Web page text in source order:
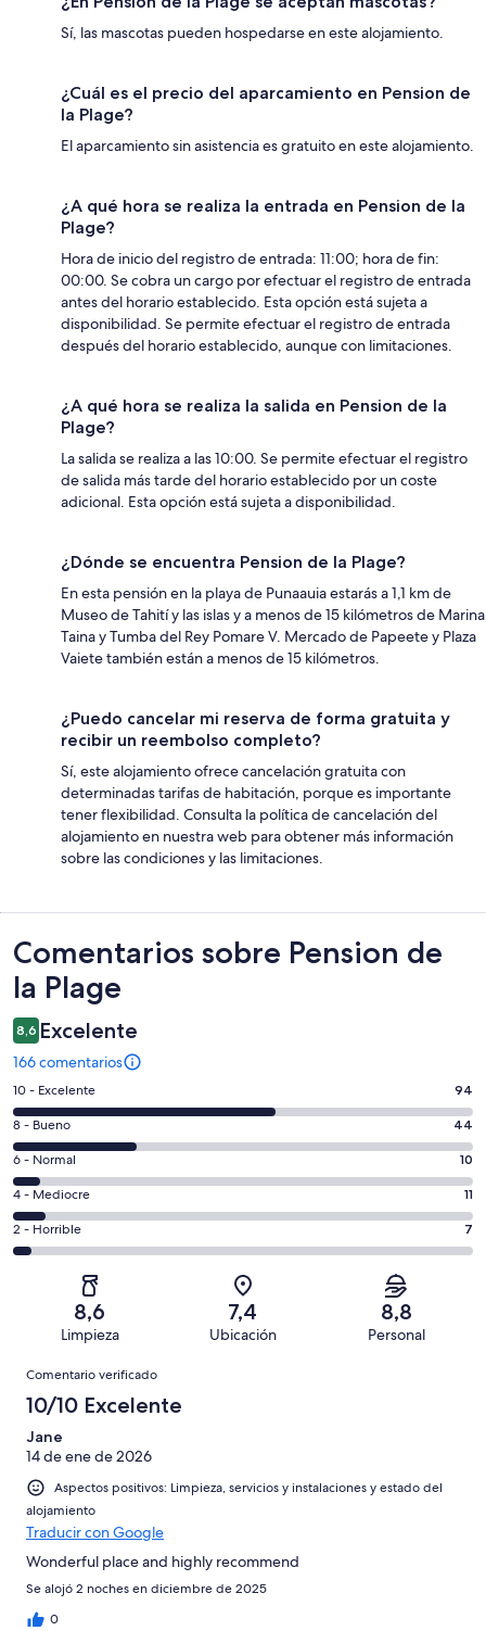
Sí, las mascotas pueden hospedarse en este alojamiento.
¿Cuál es el precio del aparcamiento en Pension de
la Plage?
El aparcamiento sin asistencia es gratuito en este alojamiento.
¿A qué hora se realiza la entrada en Pension de la
Plage?
Hora de inicio del registro de entrada: 11:00; hora de fin:
00:00. Se cobra un cargo por efectuar el registro de entrada
antes del horario establecido. Esta opción está sujeta a
disponibilidad. Se permite efectuar el registro de entrada
después del horario establecido, aunque con limitaciones.
¿A qué hora se realiza la salida en Pension de la
Plage?
La salida se realiza a las 10:00. Se permite efectuar el registro
de salida más tarde del horario establecido por un coste
adicional. Esta opción está sujeta a disponibilidad.
¿Dónde se encuentra Pension de la Plage?
En esta pensión en la playa de Punaauia estarás a 1,1 km de
Museo de Tahití y las islas y a menos de 15 kilómetros de Marina
Taina y Tumba del Rey Pomare V. Mercado de Papeete y Plaza
Vaiete también están a menos de 15 kilómetros.
¿Puedo cancelar mi reserva de forma gratuita y
recibir un reembolso completo?
Sí, este alojamiento ofrece cancelación gratuita con
determinadas tarifas de habitación, porque es importante
tener flexibilidad. Consulta la política de cancelación del
alojamiento en nuestra web para obtener más información
sobre las condiciones y las limitaciones.
Comentarios
Comentarios sobre Pension de
la Plage
8,6 Excelente
166 comentarios
94
comentarios
de
un
total
de
166
con
puntuación
10 - Excelente 94
44
comentarios
de
un
total
de
puntuación
8 - Bueno 44
10
comentarios
de
un
total
puntuación
Normal
6 - Normal 10
11
comentarios
de
una
puntuación
Mediocre
4 - Mediocre 11
7
comentarios
166
una
puntuación
de
Horrible
2 - Horrible 7
8,6
Limpieza
7,4
Ubicación
8,8
Personal
Comentarios
Comentario verificado
10/10 Excelente
Jane
14 de ene de 2026
Aspectos positivos: Limpieza, servicios y instalaciones y estado del
alojamiento
Traducir con Google
Wonderful place and highly recommend
Se alojó 2 noches en diciembre de 2025
0